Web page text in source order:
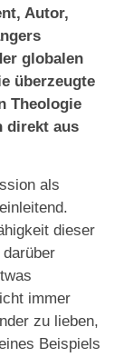
Autor,
globalen
überzeugte
Theologie
direkt aus
als
dieser
immer
zu lieben,
Beispiels